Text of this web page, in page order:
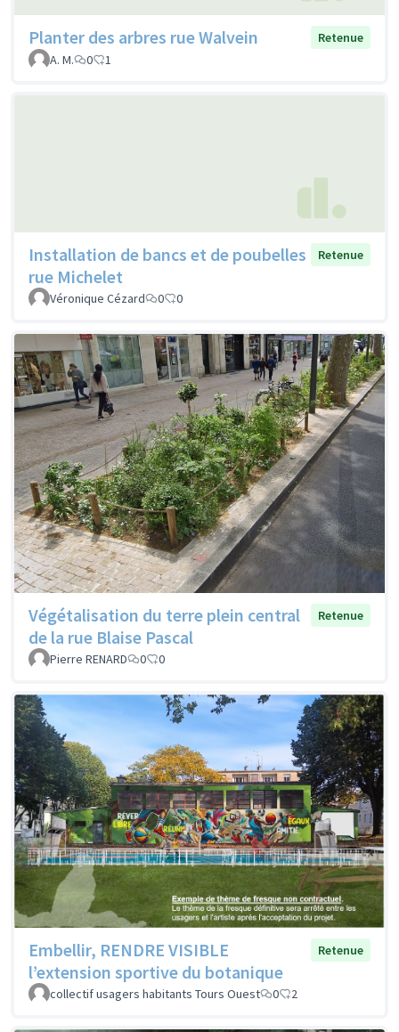
Planter des arbres rue Walvein
Retenue
A. M.
0 1
Installation de bancs et de poubelles
rue Michelet
Retenue
Véronique Cézard 0 0
Végétalisation du terre plein central
de la rue Blaise Pascal
Retenue
Pierre RENARD 0 0
Embellir, RENDRE VISIBLE
l’extension sportive du botanique
Retenue
collectif usagers habitants Tours Ouest 0 2